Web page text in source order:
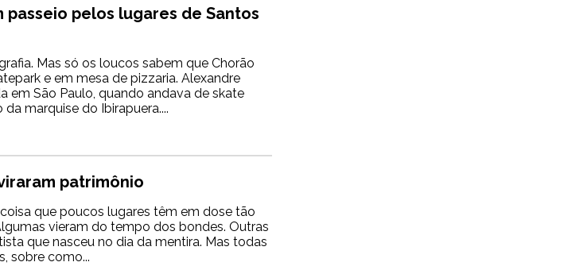
passeio pelos lugares de Santos
Mas só os loucos sabem que Chorão
e em mesa de pizzaria. Alexandre
em São Paulo, quando andava de skate
marquise do Ibirapuera....
patrimônio
que poucos lugares têm em dose tão
vieram do tempo dos bondes. Outras
que nasceu no dia da mentira. Mas todas
sobre como...